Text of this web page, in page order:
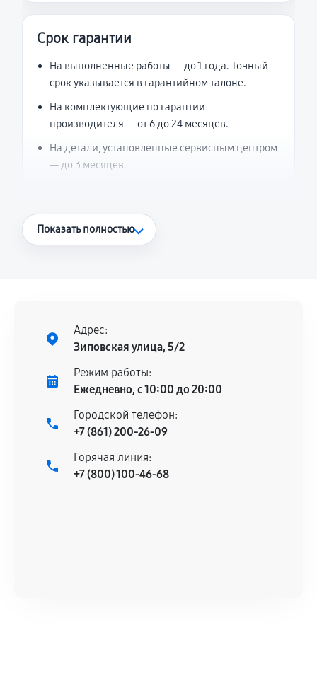
Срок гарантии
На выполненные работы — до 1 года. Точный
срок указывается в гарантийном талоне.
На комплектующие по гарантии
производителя — от 6 до 24 месяцев.
На детали, установленные сервисным центром
— до 3 месяцев.
Что считается гарантийным случаем
нормальной эксплуатации в течение
гарантийного срока.
Несоответствие комплектующей заявленным
техническим характеристикам.
Документы для подтверждения
гарантии
Показать полностью
Адрес:
Зиповская улица, 5/2
Режим работы:
Ежедневно, с 10:00 до 20:00
Городской телефон:
+7 (861) 200-26-09
Горячая линия:
+7 (800) 100-46-68